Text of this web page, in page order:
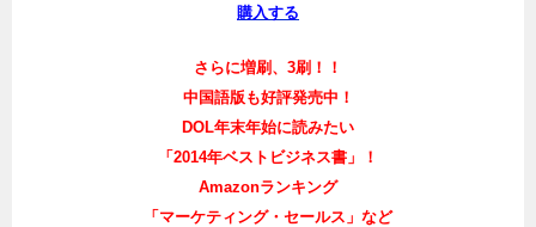
購入する
さらに増刷、3刷！！
中国語版も好評発売中！
DOL年末年始に読みたい
「2014年ベストビジネス書」！
Amazonランキング
「マーケティング・セールス」など